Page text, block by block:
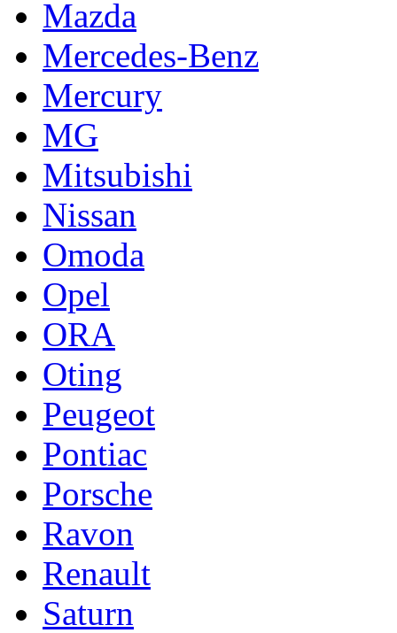
Mazda
Mercedes-Benz
Mercury
MG
Mitsubishi
Nissan
Omoda
Opel
ORA
Oting
Peugeot
Pontiac
Porsche
Ravon
Renault
Saturn